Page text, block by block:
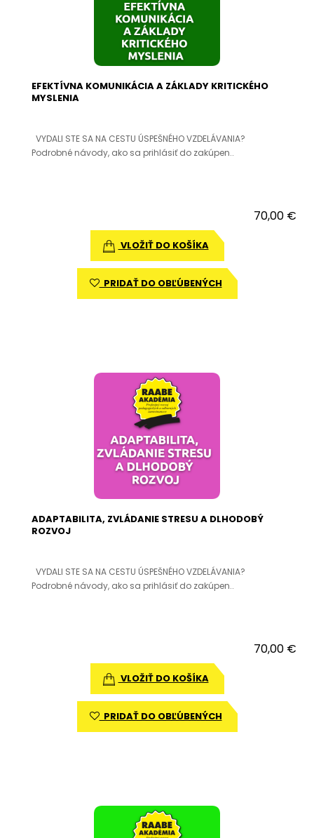
EFEKTÍVNA KOMUNIKÁCIA A ZÁKLADY KRITICKÉHO
MYSLENIA
VYDALI STE SA NA CESTU ÚSPEŠNÉHO VZDELÁVANIA?
Podrobné návody, ako sa prihlásiť do zakúpen..
70,00 €
VLOŽIŤ DO KOŠÍKA
PRIDAŤ DO OBĽÚBENÝCH
ADAPTABILITA, ZVLÁDANIE STRESU A DLHODOBÝ
ROZVOJ
VYDALI STE SA NA CESTU ÚSPEŠNÉHO VZDELÁVANIA?
Podrobné návody, ako sa prihlásiť do zakúpen..
70,00 €
VLOŽIŤ DO KOŠÍKA
PRIDAŤ DO OBĽÚBENÝCH